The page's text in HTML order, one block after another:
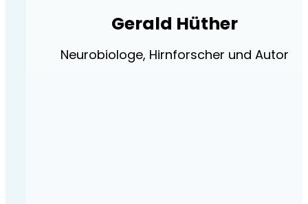
Gerald Hüther
Neurobiologe, Hirnforscher und Autor